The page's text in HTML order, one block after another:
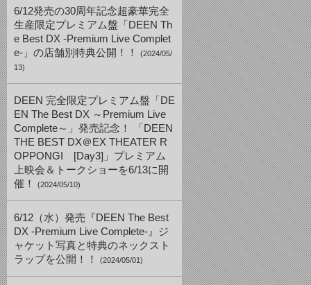
6/12発売の30周年記念超豪華完全
生産限定プレミアム盤「DEEN Th
e Best DX -Premium Live Complet
e-」の店舗別特典公開！！
(2024/05/
13)
DEEN 完全限定プレミアム盤「DE
EN The Best DX ～Premium Live
Complete～」発売記念！ 「DEEN
THE BEST DX＠EX THEATER R
OPPONGI [Day3]」プレミアム
上映会＆トークショーを6/13に開
催！
(2024/05/10)
6/12（水）発売『DEEN The Best
DX -Premium Live Complete-』ジ
ャケット写真と特典のネックスト
ラップを公開！！
(2024/05/01)